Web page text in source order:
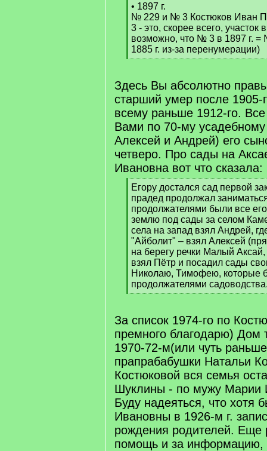
[
q
]
• 1897 г.
№ 229 и № 3 Костюков Иван
3 - это, скорее всего,
возможно, что № 3 в 1897 г.
1885 г. из-за перенумерации)
[
q
]
Здесь Вы абсолютно
старший умер после 1905-
всему раньше 1912-го.
Вами по 70-му
Алексей и Андрей) его
четверо. Про сады на
Ивановна вот что сказала:
[
q
]
Егору достался сад первой
прадед продолжал
продолжателями были все
землю под сады за селом
села на запад взял Андрей,
"Айболит" – взял Алексей
на берегу речки Малый Аксай,
взял Пётр и посадил сады
Николаю, Тимофею, которые
продолжателями
[
q
]
За список 1974-го по
премного благодарю) Дом
1970-72-м(или чуть
прапрабабушки Натальи
Костюковой вся семья
Шуклины - по мужу Марии
Буду надеяться, что хотя
Ивановны в 1926-м г.
рождения родителей. Еще
помощь и за информацию,